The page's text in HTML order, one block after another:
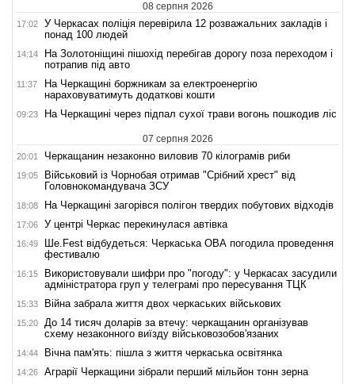
08 серпня 2026
17:02
У Черкасах поліція перевірила 12 розважальних закладів і
понад 100 людей
14:14
На Золотоніщині пішохід перебігав дорогу поза переходом і
потрапив під авто
11:37
На Черкащині боржникам за електроенергію
нараховуватимуть додаткові кошти
09:23 На Черкащині через підпал сухої трави вогонь пошкодив ліс
07 серпня 2026
20:01 Черкащанин незаконно виловив 70 кілограмів риби
19:05
Військовий із Чорнобая отримав "Срібний хрест" від
Головнокомандувача ЗСУ
18:08 На Черкащині загорівся полігон твердих побутових відходів
17:06 У центрі Черкас перекинулася автівка
16:49
Ше.Fest відбудеться: Черкаська ОВА погодила проведення
фестивалю
16:15
Використовували шифри про "погоду": у Черкасах засудили
адміністратора груп у телеграмі про пересування ТЦК
15:33 Війна забрала життя двох черкаських військових
15:20
До 14 тисяч доларів за втечу: черкащанин організував
схему незаконного виїзду військовозобов'язаних
14:44 Вічна пам'ять: пішла з життя черкаська освітянка
14:26 Аграрії Черкащини зібрали перший мільйон тонн зерна